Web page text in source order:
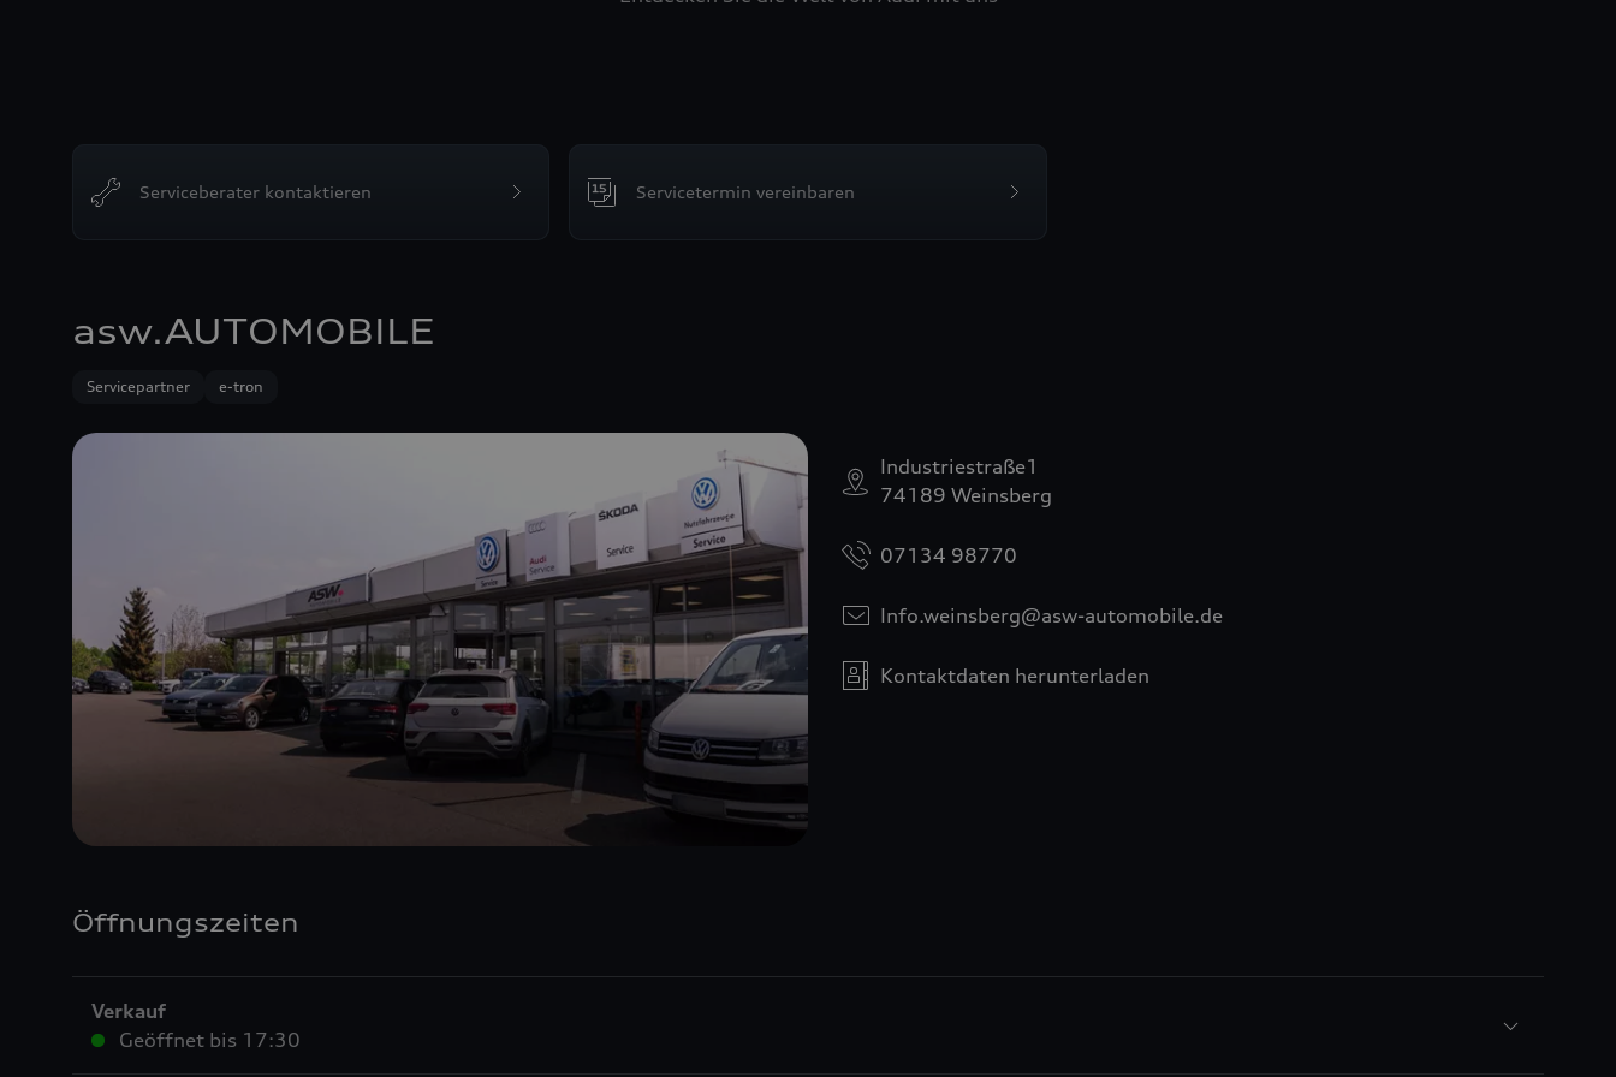
Serviceberater kontaktieren Servicetermin vereinbaren
asw.AUTOMOBILE
Servicepartner e-tron
Industriestraße1
74189 Weinsberg
07134 98770
Info.weinsberg@asw-automobile.de
Kontaktdaten herunterladen
Öffnungszeiten
Verkauf
Geöffnet bis 17:30